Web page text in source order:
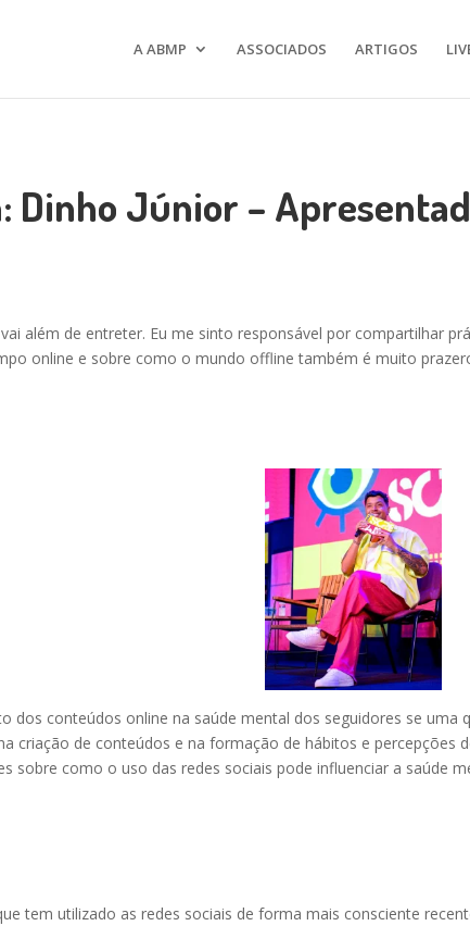
A ABMP ASSOCIADOS ARTIGOS
Dinho Júnior –
além de entreter. Eu me sinto responsável por compartilhar
online e sobre como o mundo offline também é muito
dos conteúdos online na saúde mental dos seguidores se uma
criação de conteúdos e na formação de hábitos e percepções
sobre como o uso das redes sociais pode influenciar a saúde
tem utilizado as redes sociais de forma mais consciente